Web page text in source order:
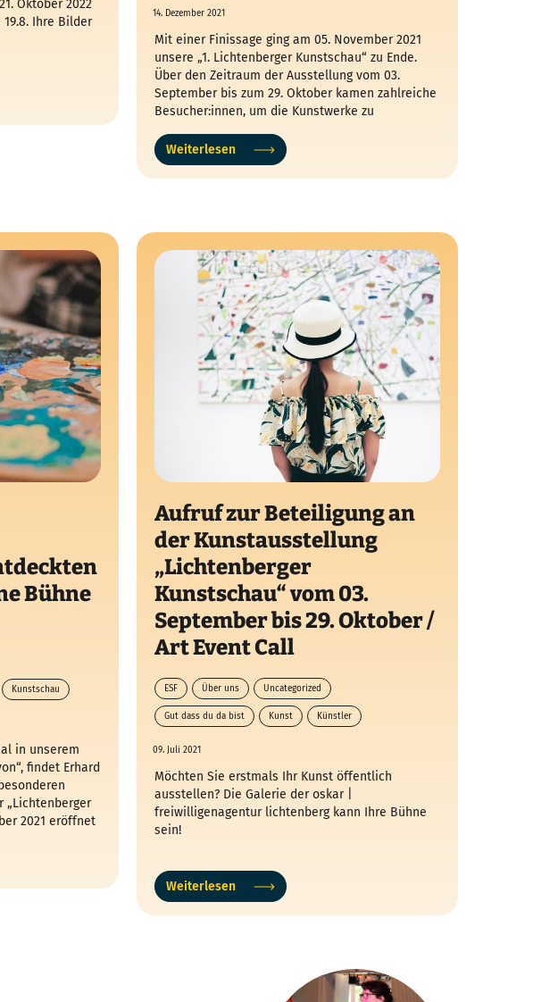
Oktober 2022
Ihre Bilder
14. Dezember 2021
Mit einer Finissage ging am 05. November 2021
unsere „1. Lichtenberger Kunstschau“ zu Ende.
Über den Zeitraum der Ausstellung vom 03.
September bis zum 29. Oktober kamen zahlreiche
Besucher:innen, um die Kunstwerke zu
für die oskar-Galerie, die seit fast 5 Jahren in der
lokalen Kulturlandschaft im Bezirk Lichtenberg
mitmischt. So sprachen wir über Aufrufe in
Werke noch nicht öffentlich gezeigt haben.
Weiterlesen
Bühne
Kunstschau
in unserem
findet Erhard
„Lichtenberger
2021 eröffnet
Aufruf zur Beteiligung an
der Kunstausstellung
„Lichtenberger
Kunstschau“ vom 03.
September bis 29. Oktober /
Art Event Call
ESF Über uns Uncategorized
Gut dass du da bist Kunst Künstler
Künstlerinnen
09. Juli 2021
Möchten Sie erstmals Ihr Kunst öffentlich
ausstellen? Die Galerie der oskar |
freiwilligenagentur lichtenberg kann Ihre Bühne
sein!
Weiterlesen